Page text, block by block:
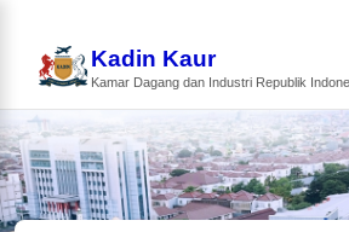
Kadin Kaur
Kamar Dagang dan Industri Republik